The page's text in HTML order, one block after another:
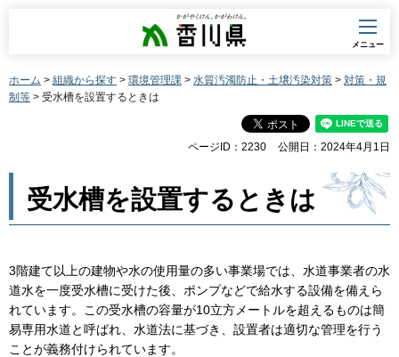
香川県
メニュー
ホーム > 組織から探す > 環境管理課 > 水質汚濁防止・土壌汚染対策 > 対策・規
制等 > 受水槽を設置するときは
ページID：2230 公開日：2024年4月1日
受水槽を設置するときは
3階建て以上の建物や水の使用量の多い事業場では、水道事業者の水
道水を一度受水槽に受けた後、ポンプなどで給水する設備を備えら
れています。この受水槽の容量が10立方メートルを超えるものは簡
易専用水道と呼ばれ、水道法に基づき、設置者は適切な管理を行う
ことが義務付けられています。